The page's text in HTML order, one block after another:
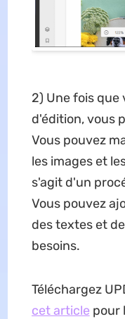
2) Une fois que
d'édition, vous
Vous pouvez
les images et
s'agit d'un
Vous pouvez
des textes et
besoins.
Téléchargez
cet article pour